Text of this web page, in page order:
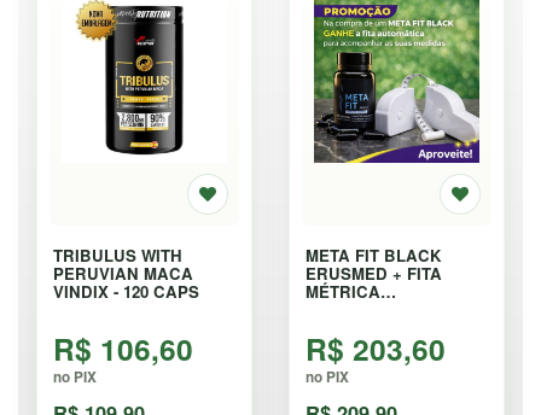
TRIBULUS WITH
PERUVIAN MACA
VINDIX - 120 CAPS
R$ 106,60
no PIX
META FIT BLACK
ERUSMED + FITA
MÉTRICA
R$ 203,60
no PIX